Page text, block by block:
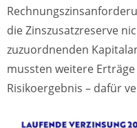
die Zinszusatzreserve
zuzuordnenden
mussten weitere
Risikoergebnis – dafür